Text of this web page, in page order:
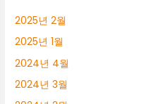
2025년 2월
2025년 1월
2024년 4월
2024년 3월